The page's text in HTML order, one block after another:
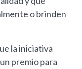
o brinden
la iniciativa
premio para